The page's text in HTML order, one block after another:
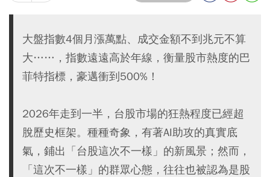
大盤指數4個月漲萬點、成交金額不到兆元不算
大……，指數遠遠高於年線，衡量股市熱度的巴
菲特指標，豪邁衝到500%！
2026年走到一半，台股市場的狂熱程度已經超
脫歷史框架。種種奇象，有著AI助攻的真實底
氣，鋪出「台股這次不一樣」的新風景；然而，
「這次不一樣」的群眾心態，往往也被認為是股